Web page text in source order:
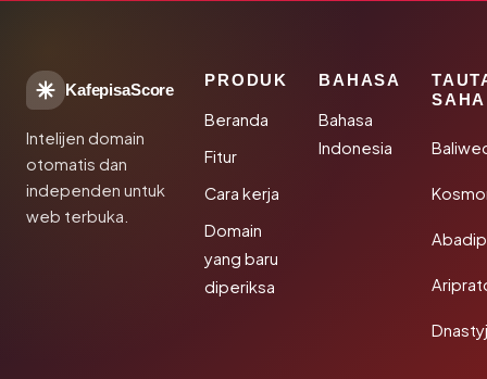
KafepisaScore
Intelijen domain
otomatis dan
independen untuk
web terbuka.
PRODUK
Beranda
Fitur
Cara kerja
Domain
yang baru
diperiksa
BAHASA
Bahasa
Indonesia